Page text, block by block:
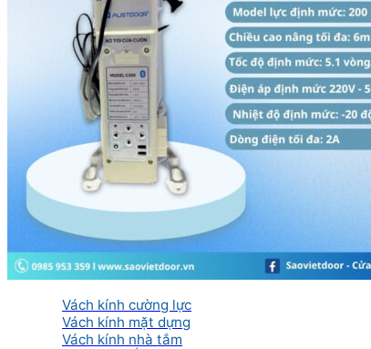
Cửa nhôm kính
Cửa nhôm Xingfa nhập khẩu
Cửa nhôm Xingfa Việt Nam
Cửa nhôm thủy lực
Cửa trượt quay
Cửa nhôm Slim
Mái kính
Mái kính nghệ thuật
Mái kính sân thượng
Mái kính giếng trời
Vách kính
Vách kính cường lực
Vách kính mặt dựng
Vách kính nhà tắm